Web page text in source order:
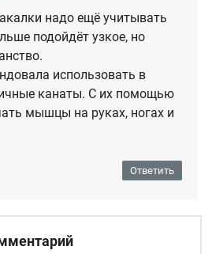
надо ещё учитывать
подойдёт узкое, но
использовать в
канаты. С их помощью
мышцы на руках, ногах и
Ответить